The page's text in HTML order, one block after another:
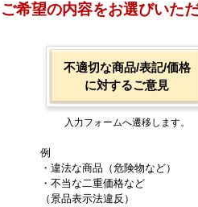
ご希望の内容をお選びいた
不適切な商品/表記/価格
に対するご意見
入力フォームへ遷移します。
例
・違法な商品（危険物など）
・不当な二重価格など
（景品表示法違反）